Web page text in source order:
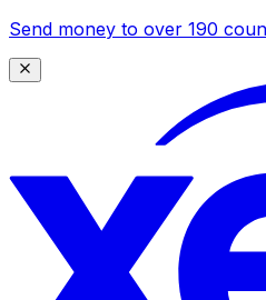
Send money to over 190